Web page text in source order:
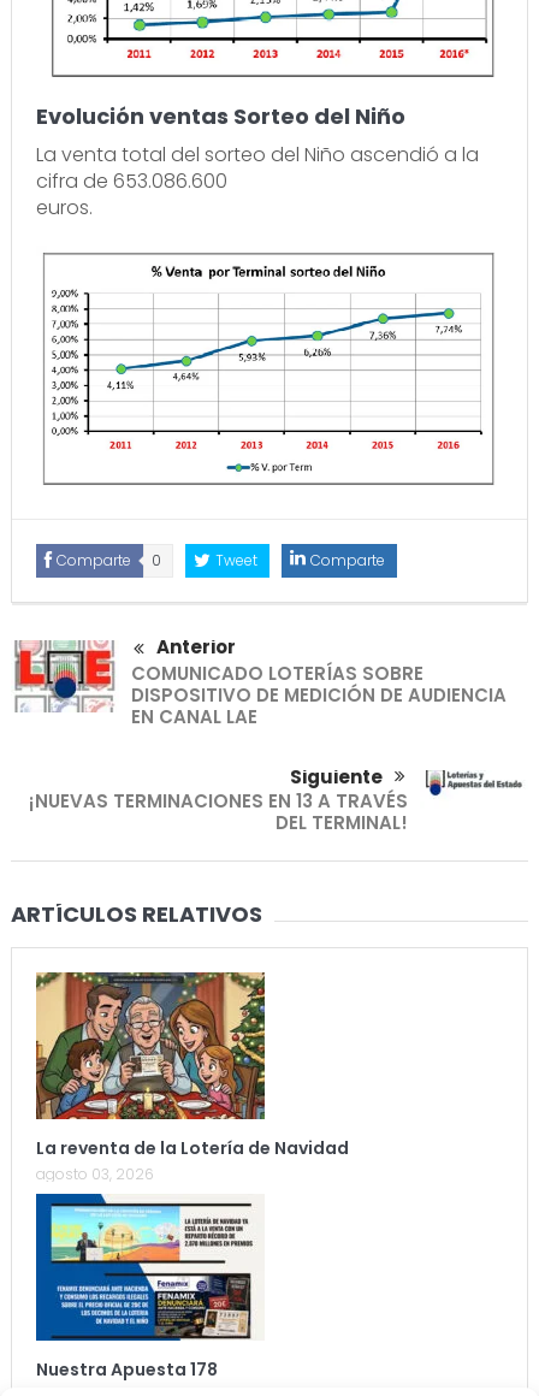
Evolución ventas Sorteo del Niño
La venta total del sorteo del Niño ascendió a la
cifra de 653.086.600
euros.
Comparte 0 Tweet Comparte
Anterior
COMUNICADO LOTERÍAS SOBRE
DISPOSITIVO DE MEDICIÓN DE AUDIENCIA
EN CANAL LAE
Siguiente
¡NUEVAS TERMINACIONES EN 13 A TRAVÉS
DEL TERMINAL!
ARTÍCULOS RELATIVOS
La reventa de la Lotería de Navidad
agosto 03, 2026
Nuestra Apuesta 178